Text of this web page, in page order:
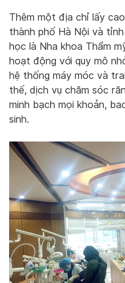
Thêm một địa chỉ lấy
thành phố Hà Nội và
học là Nha khoa Thẩm
hoạt động với quy mô
hệ thống máy móc và
thế, dịch vụ chăm sóc
minh bạch mọi khoản,
sinh.